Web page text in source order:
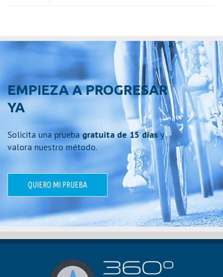
EMPIEZA A PROGRESAR
YA
Solicita una prueba gratuita de 15 díasy
valora nuestro método.
QUIERO MI PRUEBA